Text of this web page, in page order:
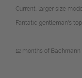
Current, larger size
Fantatic gentleman's
12 months of Bachmann